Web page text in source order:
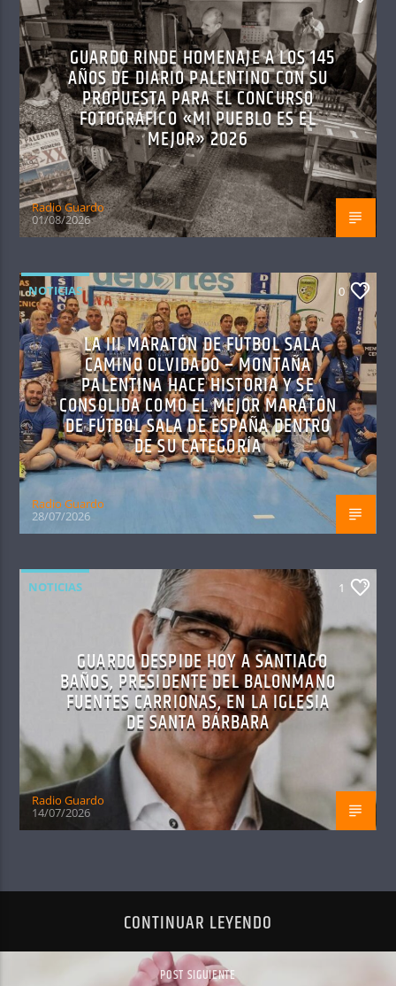
GUARDO RINDE HOMENAJE A LOS 145
AÑOS DE DIARIO PALENTINO CON SU
PROPUESTA PARA EL CONCURSO
FOTOGRÁFICO «MI PUEBLO ES EL
MEJOR» 2026
Radio Guardo
01/08/2026
NOTICIAS 0
LA III MARATÓN DE FÚTBOL SALA
CAMINO OLVIDADO – MONTAÑA
PALENTINA HACE HISTORIA Y SE
CONSOLIDA COMO EL MEJOR MARATÓN
DE FÚTBOL SALA DE ESPAÑA DENTRO
DE SU CATEGORÍA
Radio Guardo
28/07/2026
NOTICIAS 1
GUARDO DESPIDE HOY A SANTIAGO
BAÑOS, PRESIDENTE DEL BALONMANO
FUENTES CARRIONAS, EN LA IGLESIA
DE SANTA BÁRBARA
Radio Guardo
14/07/2026
CONTINUAR LEYENDO
POST SIGUIENTE